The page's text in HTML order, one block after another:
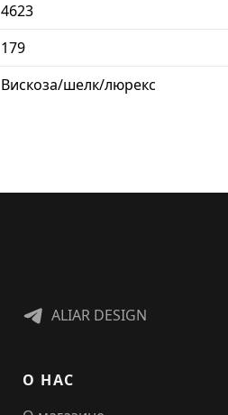
4623
179
Вискоза/шелк/люрекс
ALIAR DESIGN
О НАС